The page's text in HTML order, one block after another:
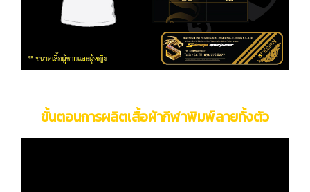
ขั้นตอนการผลิตเสื้อผ้ากีฬาพิมพ์ลายทั้งตัว